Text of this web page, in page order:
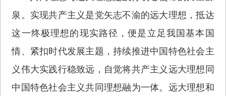
泉。实现共产主义是党矢志不渝的远大理想，抵达
这一终极理想的现实路径，便是立足我国基本国
情、紧扣时代发展主题，持续推进中国特色社会主
义伟大实践行稳致远，自觉将共产主义远大理想同
中国特色社会主义共同理想融为一体。远大理想和